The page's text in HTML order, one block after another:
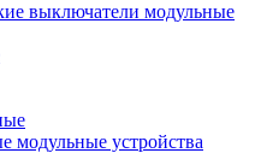
выключатели модульные
модульные устройства